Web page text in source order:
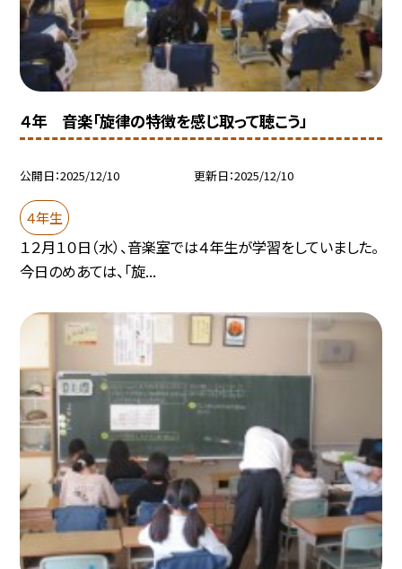
４年 音楽「旋律の特徴を感じ取って聴こう」
公開日 2025/12/10 更新日 2025/12/10
４年生
１２月１０日（水）、音楽室では４年生が学習をしていました。
今日のめあては、「旋...